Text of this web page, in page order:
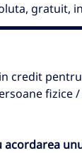
gratuit,
credit
fizice /